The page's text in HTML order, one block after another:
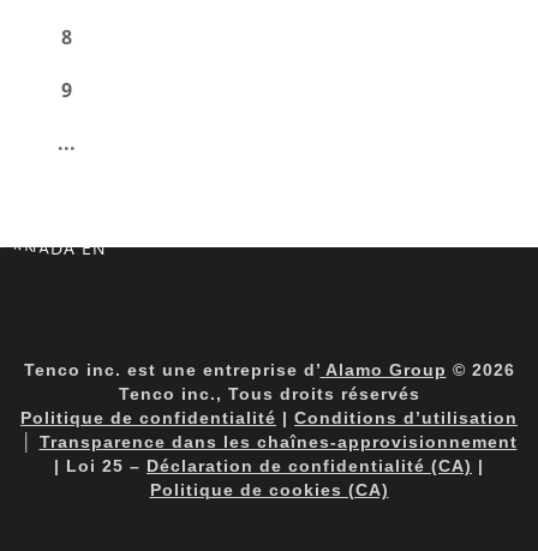
8
9
...
CANADA EN
Tenco inc. est une entreprise d’ Alamo Group © 2026
Tenco inc., Tous droits réservés
Politique de confidentialité | Conditions d’utilisation
Transparence dans les chaînes-approvisionnement
| Loi 25 – Déclaration de confidentialité (CA) |
Politique de cookies (CA)